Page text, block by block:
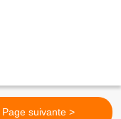
Page suivante >